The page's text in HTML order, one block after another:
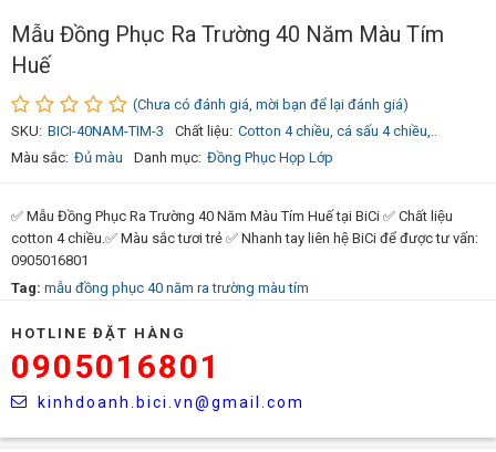
Mẫu Đồng Phục Ra Trường 40 Năm Màu Tím
Huế
(Chưa có đánh giá, mời bạn để lại đánh giá)
SKU: BICI-40NAM-TIM-3 Chất liệu: Cotton 4 chiều, cá sấu 4 chiều,..
Màu sắc: Đủ màu Danh mục: Đồng Phục Họp Lớp
✅ Mẫu Đồng Phục Ra Trường 40 Năm Màu Tím Huế tại BiCi ✅ Chất liệu
cotton 4 chiều.✅ Màu sắc tươi trẻ ✅ Nhanh tay liên hệ BiCi để được tư vấn:
0905016801
Tag: mẫu đồng phục 40 năm ra trường màu tím
HOTLINE ĐẶT HÀNG
0905016801
kinhdoanh.bici.vn@gmail.com